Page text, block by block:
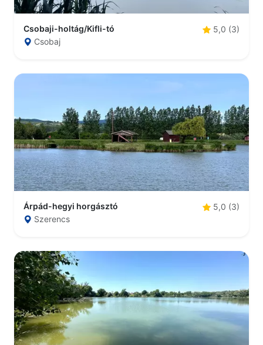
Csobaji-holtág/Kifli-tó
5,0 (3)
Csobaj
Árpád-hegyi horgásztó
5,0 (3)
Szerencs